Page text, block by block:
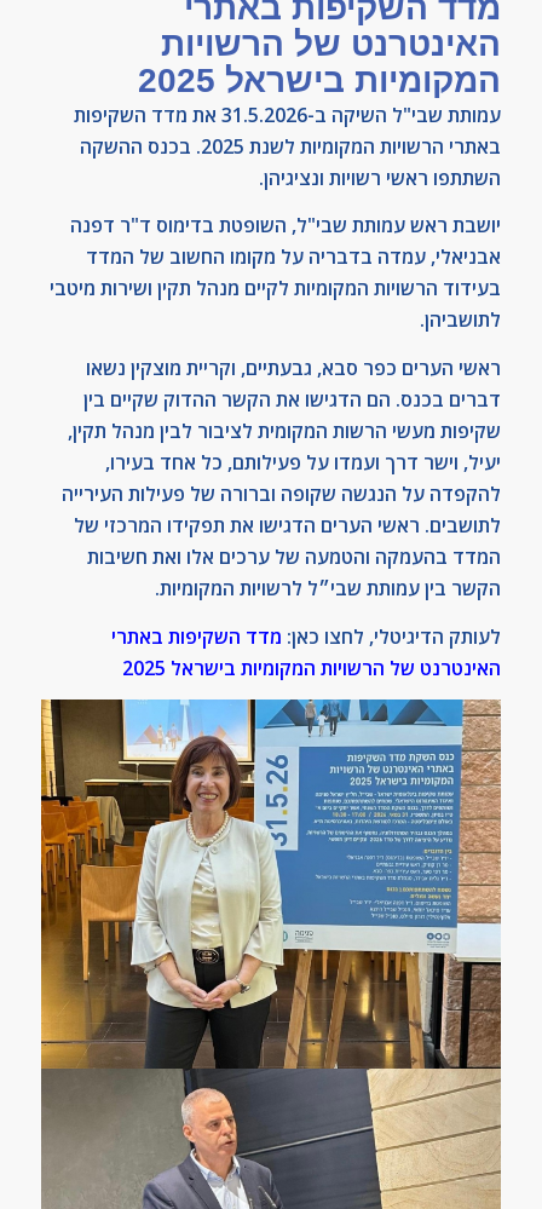
מדד השקיפות באתרי
האינטרנט של הרשויות
המקומיות בישראל 2025
עמותת שבי"ל השיקה ב-31.5.2026 את מדד השקיפות
באתרי הרשויות המקומיות לשנת 2025. בכנס ההשקה
השתתפו ראשי רשויות ונציגיהן.
יושבת ראש עמותת שבי"ל, השופטת בדימוס ד"ר דפנה
אבניאלי, עמדה בדבריה על מקומו החשוב של המדד
בעידוד הרשויות המקומיות לקיים מנהל תקין ושירות מיטבי
לתושביהן.
ראשי הערים כפר סבא, גבעתיים, וקריית מוצקין נשאו
דברים בכנס. הם הדגישו את הקשר ההדוק שקיים בין
שקיפות מעשי הרשות המקומית לציבור לבין מנהל תקין,
יעיל, וישר דרך ועמדו על פעילותם, כל אחד בעירו,
להקפדה על הנגשה שקופה וברורה של פעילות העירייה
לתושבים. ראשי הערים הדגישו את תפקידו המרכזי של
המדד בהעמקה והטמעה של ערכים אלו ואת חשיבות
הקשר בין עמותת שבי״ל לרשויות המקומיות.
לעותק הדיגיטלי, לחצו כאן: מדד השקיפות באתרי
האינטרנט של הרשויות המקומיות בישראל 2025